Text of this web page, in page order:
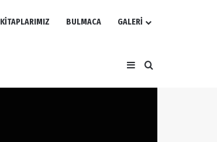
KİTAPLARIMIZ BULMACA GALERİ
Kenar Bölmesi
Arama yap ...